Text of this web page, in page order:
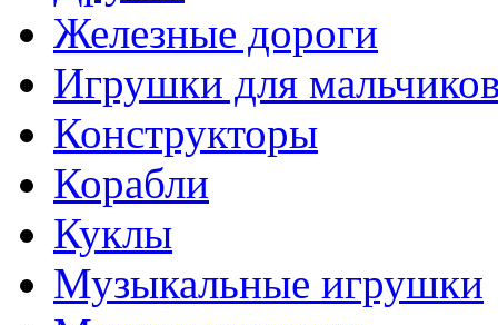
Железные дороги
Игрушки для
Конструкторы
Корабли
Куклы
Музыкальные игрушки